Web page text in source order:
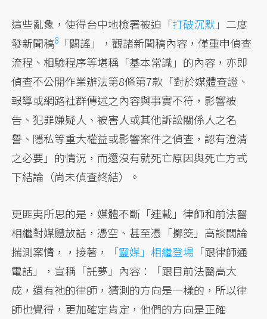
這些亂象，使得台中地檢署被迫「打破沉默 」二度
發新聞稿8 「闢謠」，觀諸新聞稿內容，僅重申偵查
流程、相驗程序等堪稱「基本常識」的內容，亦即
偵查不公開作業辦法第8條第7款「對於媒體查證、
報導或網路社群傳述之內容與事實不符，影響被
告、犯罪嫌疑人、被害人或其他訴訟關係人之名
譽、隱私等重大權益或影響案件之偵查，認有澄清
之必要」的情況，而還沒有就死亡原因與死亡方式
下結論（尚未偵查終結）。
更匪夷所思的是，媒體不斷「連載」律師和前法醫
相繼對媒體放話，憑空、甚至憑「擲筊」高談闊論
揣測案情，，接著，
「靈媒」相繼登場 「跟律師通
電話」，宣稱「託夢」內容：「跟目前法醫高大
成，還有祂的律師，猜測的方向是一樣的，所以律
師也覺得，更加確定肯定，他們的方向是正確